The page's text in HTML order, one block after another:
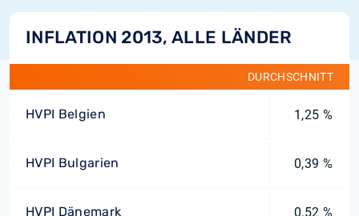
INFLATION 2013, ALLE LÄNDER
DURCHSCHNITT
HVPI Belgien 1,25 %
HVPI Bulgarien 0,39 %
HVPI Dänemark 0,52 %